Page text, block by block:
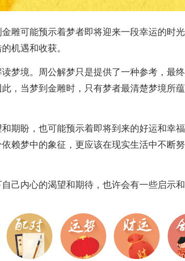
雕可能预示着梦者即将迎来一段幸运的时
机遇和收获。
梦境。周公解梦只是提供了一种参考，最
，当梦到金雕时，只有梦者最清楚梦境所
期盼，也可能预示着即将到来的好运和幸
赖梦中的象征，更应该在现实生活中不断
己内心的渴望和期待，也许会有一些启示